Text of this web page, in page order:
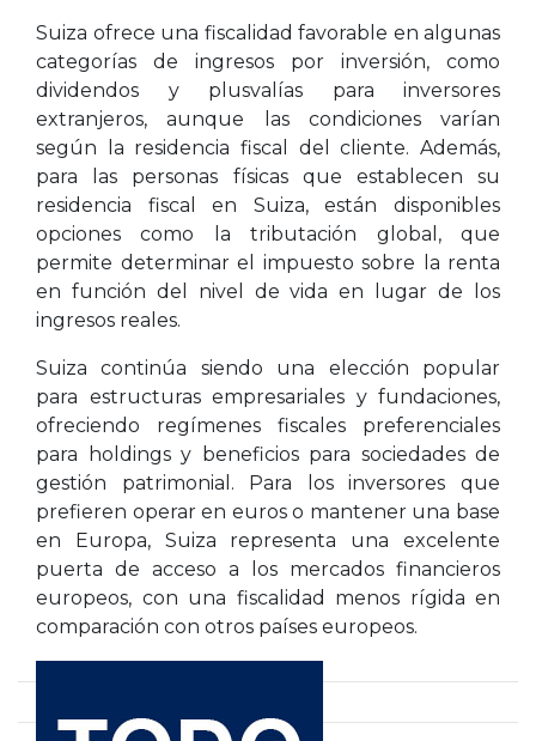
Suiza ofrece una fiscalidad favorable en algunas
categorías de ingresos por inversión, como
dividendos y plusvalías para inversores
extranjeros, aunque las condiciones varían
según la residencia fiscal del cliente. Además,
para las personas físicas que establecen su
residencia fiscal en Suiza, están disponibles
opciones como la tributación global, que
permite determinar el impuesto sobre la renta
en función del nivel de vida en lugar de los
ingresos reales.
Suiza continúa siendo una elección popular
para estructuras empresariales y fundaciones,
ofreciendo regímenes fiscales preferenciales
para holdings y beneficios para sociedades de
gestión patrimonial. Para los inversores que
prefieren operar en euros o mantener una base
en Europa, Suiza representa una excelente
puerta de acceso a los mercados financieros
europeos, con una fiscalidad menos rígida en
comparación con otros países europeos.